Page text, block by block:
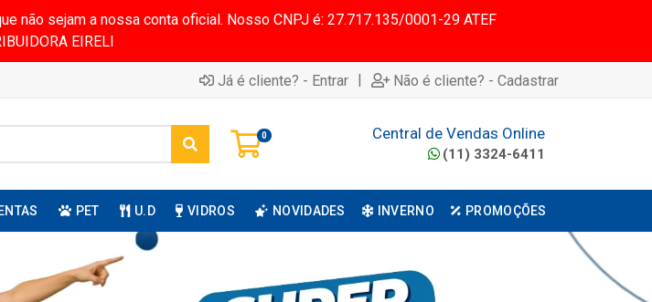
não sejam a nossa conta oficial. Nosso CNPJ é: 27.717.135/0001-29 ATEF
EIRELI
Já é cliente? - Entrar | Não é cliente? - Cadastrar
0 Central de Vendas Online
(11) 3324-6411
PET U.D VIDROS NOVIDADES INVERNO PROMOÇÕES